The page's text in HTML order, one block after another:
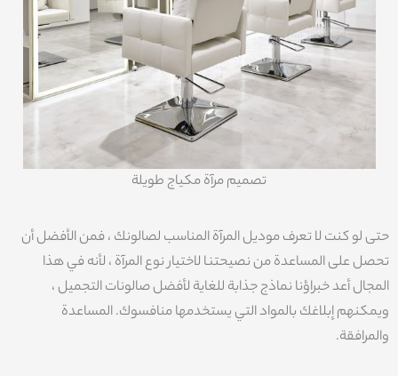
تصميم مرآة مكياج طويلة
حتى لو كنت لا تعرف موديل المرآة المناسب لصالونك ، فمن الأفضل أن
تحصل على المساعدة من نصيحتنا لاختيار نوع المرآة ، لأنه في هذا
المجال أعد خبراؤنا نماذج جذابة للغاية لأفضل صالونات التجميل ،
ويمكنهم إبلاغك بالمواد التي يستخدمها منافسوك. المساعدة
والمرافقة.